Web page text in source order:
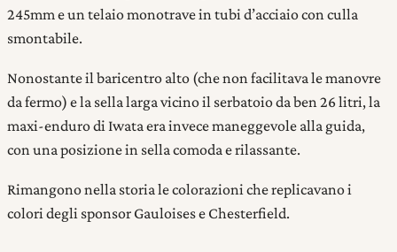
245mm e un telaio monotrave in tubi d’acciaio con culla
smontabile.
Nonostante il baricentro alto (che non facilitava le manovre
da fermo) e la sella larga vicino il serbatoio da ben 26 litri, la
maxi-enduro di Iwata era invece maneggevole alla guida,
con una posizione in sella comoda e rilassante.
Rimangono nella storia le colorazioni che replicavano i
colori degli sponsor Gauloises e Chesterfield.